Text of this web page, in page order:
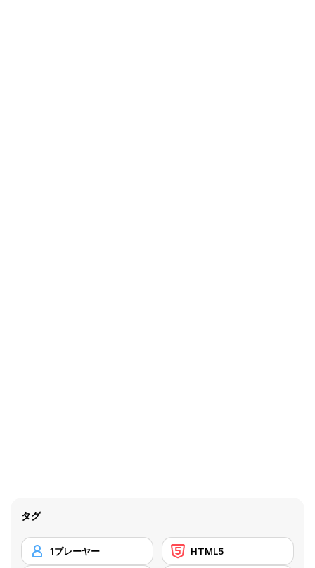
タグ
1プレーヤー HTML5